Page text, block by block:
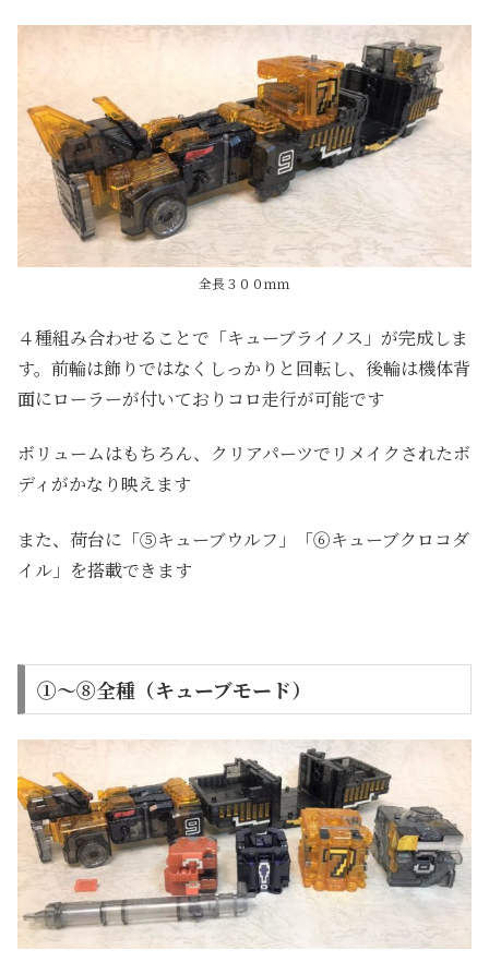
全長３００ｍｍ
４種組み合わせることで「キューブライノス」が完成しま
す。前輪は飾りではなくしっかりと回転し、後輪は機体背
面にローラーが付いておりコロ走行が可能です
ボリュームはもちろん、クリアパーツでリメイクされたボ
ディがかなり映えます
また、荷台に「⑤キューブウルフ」「⑥キューブクロコダ
イル」を搭載できます
①～⑧全種（キューブモード）